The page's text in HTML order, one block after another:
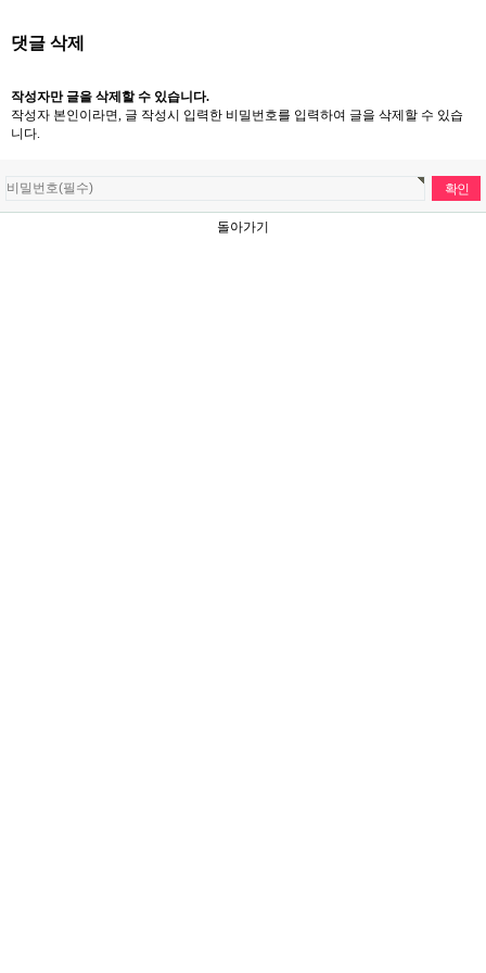
댓글 삭제
작성자만 글을 삭제할 수 있습니다.
작성자 본인이라면, 글 작성시 입력한 비밀번호를 입력하여 글을 삭제할 수 있습
니다.
돌아가기